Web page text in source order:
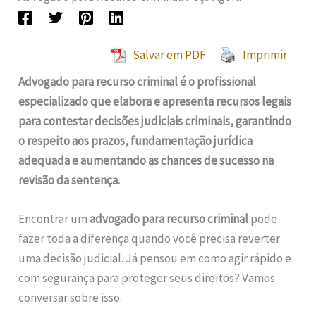
Salvar em PDF
Imprimir
Advogado para recurso criminal é o profissional
especializado que elabora e apresenta recursos legais
para contestar decisões judiciais criminais, garantindo
o respeito aos prazos, fundamentação jurídica
adequada e aumentando as chances de sucesso na
revisão da sentença.
Encontrar umadvogado para recurso criminalpode
fazer toda a diferença quando você precisa reverter
uma decisão judicial. Já pensou em como agir rápido e
com segurança para proteger seus direitos? Vamos
conversar sobre isso.